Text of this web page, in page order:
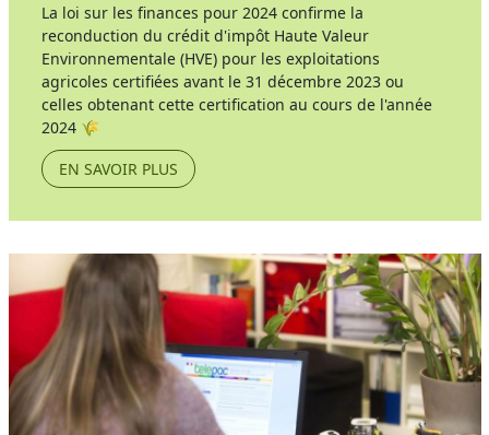
La loi sur les finances pour 2024 confirme la
reconduction du crédit d'impôt Haute Valeur
Environnementale (HVE) pour les exploitations
agricoles certifiées avant le 31 décembre 2023 ou
celles obtenant cette certification au cours de l'année
2024 🌾
EN SAVOIR PLUS